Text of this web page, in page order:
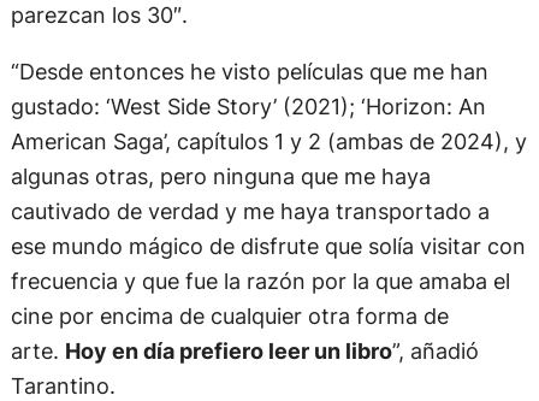
parezcan los 30″.
“Desde entonces he visto películas que me han
gustado: ‘West Side Story’ (2021); ‘Horizon: An
American Saga’, capítulos 1 y 2 (ambas de 2024), y
algunas otras, pero ninguna que me haya
cautivado de verdad y me haya transportado a
ese mundo mágico de disfrute que solía visitar con
frecuencia y que fue la razón por la que amaba el
cine por encima de cualquier otra forma de
arte. Hoy en día prefiero leer un libro”, añadió
Tarantino.